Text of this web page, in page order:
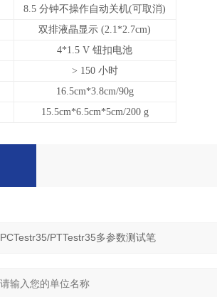
8.5分钟不操作自动关机(可取消)
双排液晶显示 (2.1*2.7cm)
4*1.5 V钮扣电池
> 150 小时
16.5cm*3.8cm/90g
15.5cm*6.5cm*5cm/200 g